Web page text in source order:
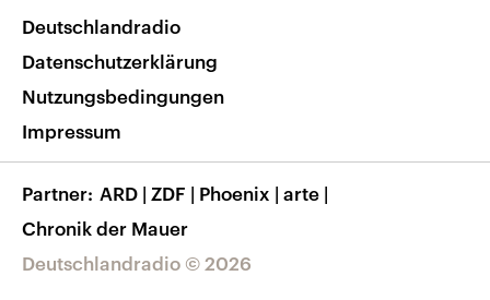
Nachrichten App
Frequenzen
Veranstaltungen
Musikliste
RSS
Barrierefreiheit
Deutschlandradio © 2026
Deutschlandradio
Datenschutzerklärung
Nutzungsbedingungen
Impressum
Partner ARD | ZDF | Phoenix | arte |
Chronik der Mauer